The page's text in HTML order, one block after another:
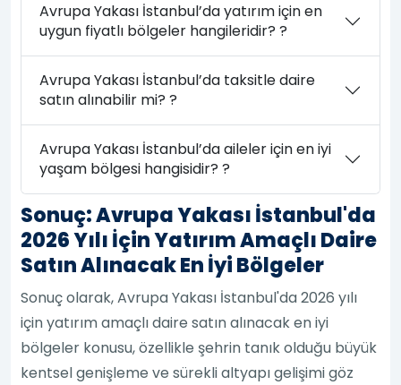
Avrupa Yakası İstanbul’da yatırım için en
uygun fiyatlı bölgeler hangileridir? ?
Avrupa Yakası İstanbul’da taksitle daire
satın alınabilir mi? ?
Avrupa Yakası İstanbul’da aileler için en iyi
yaşam bölgesi hangisidir? ?
Sonuç: Avrupa Yakası İstanbul'da
2026 Yılı İçin Yatırım Amaçlı Daire
Satın Alınacak En İyi Bölgeler
Sonuç olarak, Avrupa Yakası İstanbul'da 2026 yılı
için yatırım amaçlı daire satın alınacak en iyi
bölgeler konusu, özellikle şehrin tanık olduğu büyük
kentsel genişleme ve sürekli altyapı gelişimi göz